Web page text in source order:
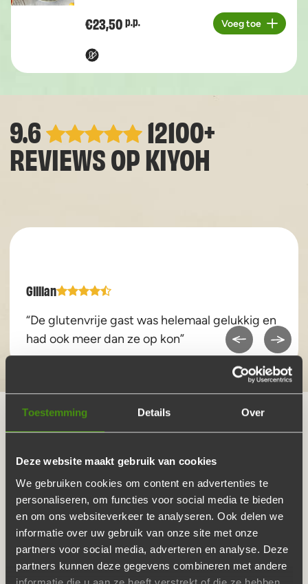
Toestemming Details Over
Deze website maakt gebruik van cookies
We gebruiken cookies om content en advertenties te
personaliseren, om functies voor social media te bieden
en om ons websiteverkeer te analyseren. Ook delen we
informatie over uw gebruik van onze site met onze
partners voor social media, adverteren en analyse. Deze
partners kunnen deze gegevens combineren met andere
€23,50 p.p.
Aantal
Voeg toe
9.6 12100+
REVIEWS OPKIYOH
Gillian
“De glutenvrije gast was helemaal gelukkig en
had ook meer dan ze op kon”
HOE HET WERKT
Kies jouw ideale BBQ-pakket en bestel
We bezorgen door heel Nederland op de
door jou gekozen datum
Jij kan genieten van een heerlijke BBQ
Wij overleggen met je wanneer we de BBQ